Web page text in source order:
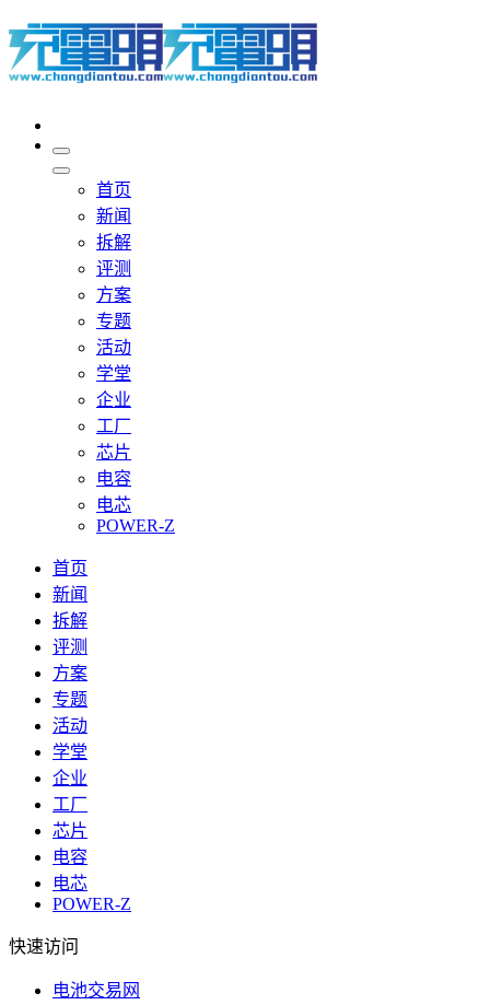
首页
新闻
拆解
评测
方案
专题
活动
学堂
企业
工厂
芯片
电容
电芯
POWER-Z
首页
新闻
拆解
评测
方案
专题
活动
学堂
企业
工厂
芯片
电容
电芯
POWER-Z
快速访问
电池交易网